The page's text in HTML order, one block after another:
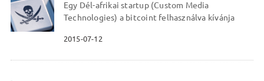
Egy Dél-afrikai startup (Custom Media
Technologies) a bitcoint felhasználva kívánja
2015-07-12